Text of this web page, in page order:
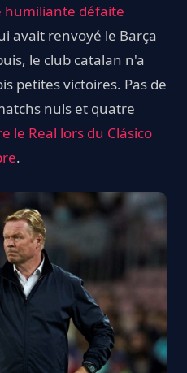
humiliante défaite
avait renvoyé le Barça
le club catalan n'a
petites victoires. Pas de
nuls et quatre
le Real lors du Clásico
.